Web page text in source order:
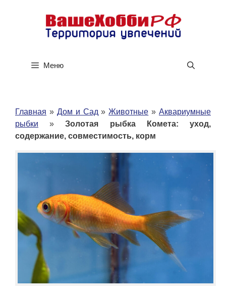
содержимому
Меню
Главная » Дом и Сад »Животные » Аквариумные
рыбки »Золотая рыбка Комета: уход,
содержание, совместимость, корм